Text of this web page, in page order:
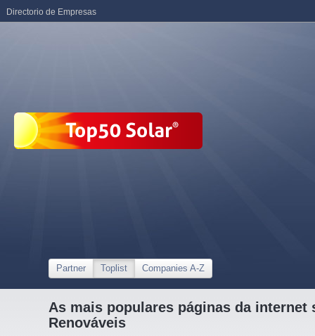
Partner Toplist Companies A-Z
As mais populares páginas da internet
Renováveis
Directorio de Empresas